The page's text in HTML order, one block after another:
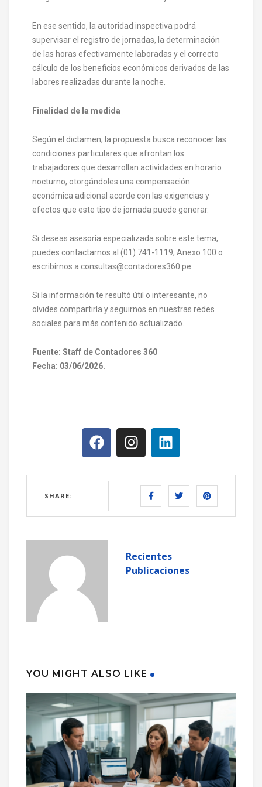
En ese sentido, la autoridad inspectiva podrá
supervisar el registro de jornadas, la determinación
de las horas efectivamente laboradas y el correcto
cálculo de los beneficios económicos derivados de las
labores realizadas durante la noche.
Finalidad de la medida
Según el dictamen, la propuesta busca reconocer las
condiciones particulares que afrontan los
trabajadores que desarrollan actividades en horario
nocturno, otorgándoles una compensación
económica adicional acorde con las exigencias y
efectos que este tipo de jornada puede generar.
Si deseas asesoría especializada sobre este tema,
puedes contactarnos al (01) 741-1119, Anexo 100 o
escribirnos a consultas@contadores360.pe.
Si la información te resultó útil o interesante, no
olvides compartirla y seguirnos en nuestras redes
sociales para más contenido actualizado.
Fuente: Staff de Contadores 360
Fecha: 03/06/2026.
SHARE:
Recientes
Publicaciones
YOU MIGHT ALSO LIKE